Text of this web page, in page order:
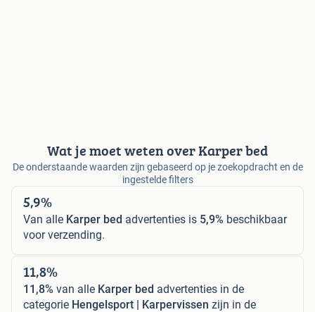
Wat je moet weten over Karper bed
De onderstaande waarden zijn gebaseerd op je zoekopdracht en de
ingestelde filters
5,9%
Van alle Karper bed advertenties is 5,9% beschikbaar
voor verzending.
11,8%
11,8% van alle Karper bed advertenties in de
categorie Hengelsport | Karpervissen zijn in de